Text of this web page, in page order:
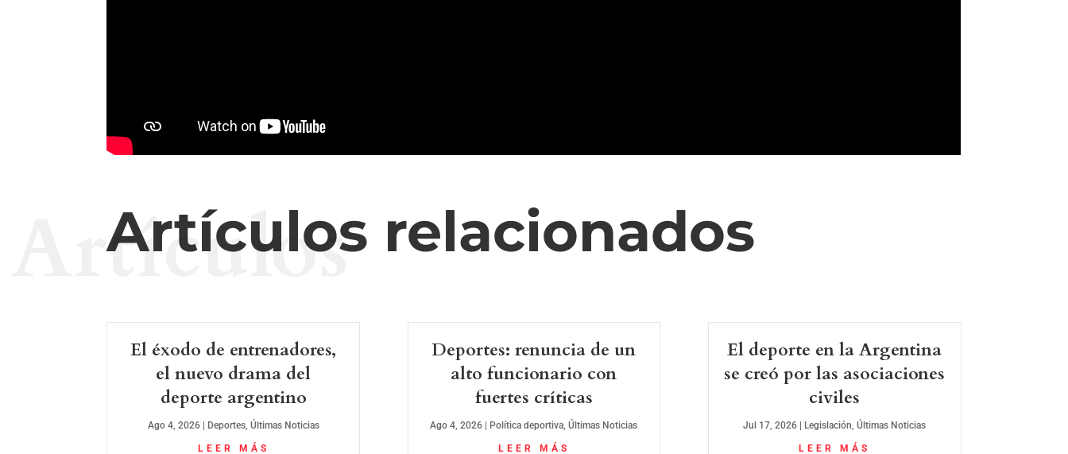
Artículos relacionados
Artículos
El éxodo de entrenadores,
el nuevo drama del
deporte argentino
Ago 4, 2026| Deportes, Últimas Noticias
LEER MÁS
Deportes: renuncia de un
alto funcionario con
fuertes críticas
Ago 4, 2026 Política deportiva,Últimas Noticias
LEER MÁS
El deporte en la Argentina
se creó por las asociaciones
civiles
Jul 17, 2026 Legislación,Últimas Noticias
LEER MÁS